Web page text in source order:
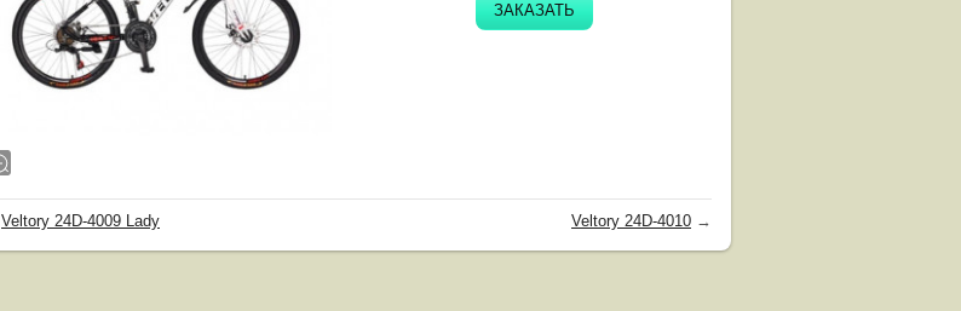
ЗАКАЗАТЬ
Veltory 24D-4009 Lady Veltory 24D-4010 →